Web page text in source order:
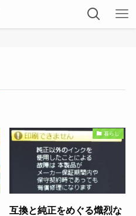
暮らし
互換と純正をめぐる熾烈な